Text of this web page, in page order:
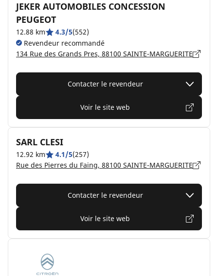
JEKER AUTOMOBILES CONCESSION
PEUGEOT
12.88 km 4.3/5(552)
Revendeur recommandé
134 Rue des Grands Pres, 88100 SAINTE-MARGUERITE
Contacter le revendeur
Voir le site web
SARL CLESI
12.92 km 4.1/5(257)
Rue des Pierres du Faing, 88100 SAINTE-MARGUERITE
Contacter le revendeur
Voir le site web